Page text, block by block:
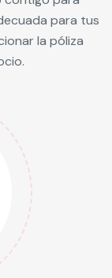
para tus
la póliza